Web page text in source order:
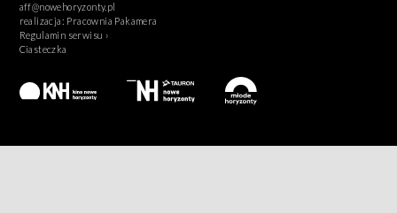
aff@nowehoryzonty.pl
realizacja: Pracownia Pakamera
Regulamin serwisu ›
Ciasteczka